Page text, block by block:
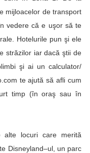
mijloacelor de transport
vedere că e uşor să te
Hotelurile pun şi ele
străzilor iar dacă ştii de
şi ai un calculator/
te ajută să afli cum
timp (în oraş sau în
alte locuri care merită
Disneyland–ul, un parc